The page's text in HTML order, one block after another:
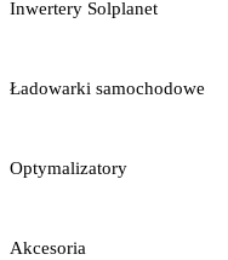
Inwertery Solplanet
Ładowarki samochodowe
Optymalizatory
Akcesoria